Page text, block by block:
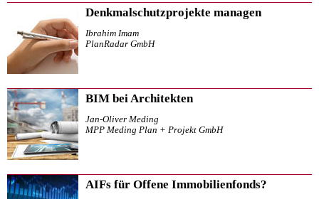
Denkmalschutzprojekte managen
Ibrahim Imam
PlanRadar GmbH
BIM bei Architekten
Jan-Oliver Meding
MPP Meding Plan + Projekt GmbH
AIFs für Offene Immobilienfonds?